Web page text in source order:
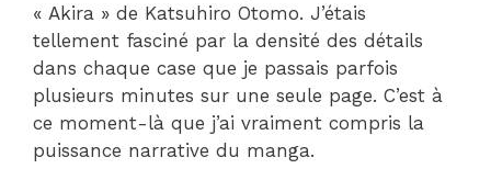
« Akira » de Katsuhiro Otomo. J’étais
tellement fasciné par la densité des détails
dans chaque case que je passais parfois
plusieurs minutes sur une seule page. C’est à
ce moment-là que j’ai vraiment compris la
puissance narrative du manga.